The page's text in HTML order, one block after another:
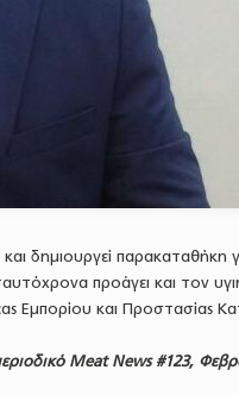
δημιουργεί παρακαταθήκη
προάγει και τον
Εμπορίου και Προστασίας
Meat News #123,